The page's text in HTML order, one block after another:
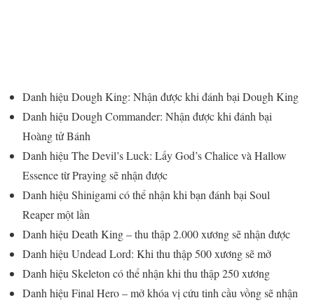
Danh hiệu Dough King: Nhận được khi đánh bại Dough King
Danh hiệu Dough Commander: Nhận được khi đánh bại
Hoàng tử Bánh
Danh hiệu The Devil’s Luck: Lấy God’s Chalice và Hallow
Essence từ Praying sẽ nhận được
Danh hiệu Shinigami có thể nhận khi bạn đánh bại Soul
Reaper một lần
Danh hiệu Death King – thu thập 2.000 xương sẽ nhận được
Danh hiệu Undead Lord: Khi thu thập 500 xương sẽ mở
Danh hiệu Skeleton có thể nhận khi thu thập 250 xương
Danh hiệu Final Hero – mở khóa vị cứu tinh cầu vồng sẽ nhận